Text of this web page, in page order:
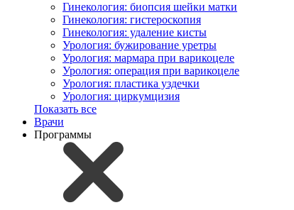
Гинекология: биопсия шейки матки
Гинекология: гистероскопия
Гинекология: удаление кисты
Урология: бужирование уретры
Урология: мармара при варикоцеле
Урология: операция при варикоцеле
Урология: пластика уздечки
Урология: циркумцизия
Показать все
Врачи
Программы